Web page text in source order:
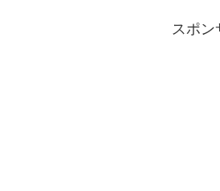
スポン